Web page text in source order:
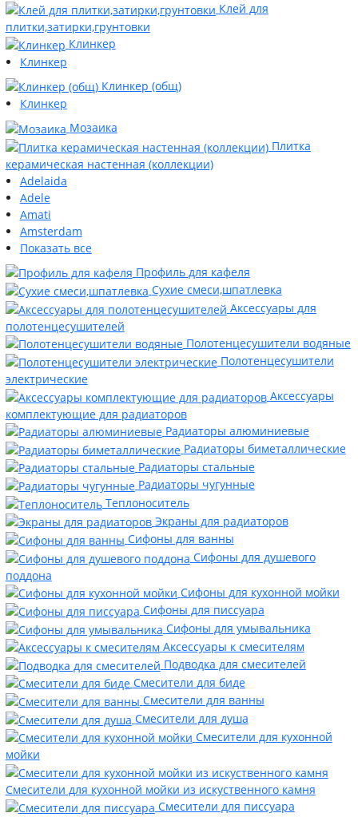
Клей для
плитки,затирки,грунтовки
Клинкер
Клинкер
Клинкер (общ)
Клинкер
Мозаика
Плитка
керамическая настенная (коллекции)
Adelaida
Adele
Amati
Amsterdam
Показать все
Профиль для кафеля
Сухие смеси,шпатлевка
Аксессуары для
полотенцесушителей
Полотенцесушители водяные
Полотенцесушители
электрические
Аксессуары
комплектующие для радиаторов
Радиаторы алюминиевые
Радиаторы биметаллические
Радиаторы стальные
Радиаторы чугунные
Теплоноситель
Экраны для радиаторов
Сифоны для ванны
Сифоны для душевого
поддона
Сифоны для кухонной мойки
Сифоны для писсуара
Сифоны для умывальника
Аксессуары к смесителям
Подводка для смесителей
Смесители для биде
Смесители для ванны
Смесители для душа
Смесители для кухонной
мойки
Смесители для кухонной мойки из искуственного камня
Смесители для писсуара